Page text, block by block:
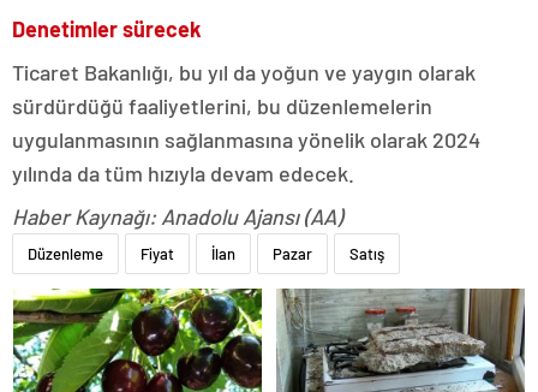
Denetimler sürecek
Ticaret Bakanlığı, bu yıl da yoğun ve yaygın olarak
sürdürdüğü faaliyetlerini, bu düzenlemelerin
uygulanmasının sağlanmasına yönelik olarak 2024
yılında da tüm hızıyla devam edecek.
Haber Kaynağı: Anadolu Ajansı (AA)
Düzenleme Fiyat İlan Pazar Satış